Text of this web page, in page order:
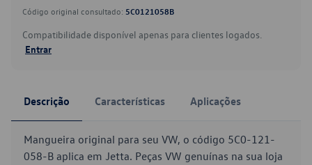
Código original consultado: 5C0121058B
Compatibilidade disponível apenas para clientes logados.
Entrar
Descrição Características Aplicações
Mangueira original para seu VW, o código 5C0-121-
058-B aplica em Jetta. Peças VW genuínas na sua loja